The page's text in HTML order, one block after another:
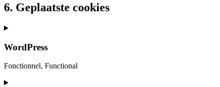
6. Geplaatste cookies
WordPress
Fonctionnel, Functional
Consent